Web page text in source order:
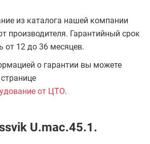
из каталога нашей компании
производителя. Гарантийный срок
от 12 до 36 месяцев.
о гарантии вы можете
от ЦТО.
U.mac.45.1.